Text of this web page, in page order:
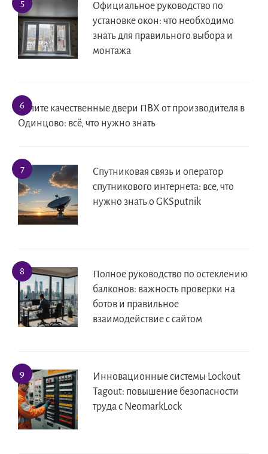
Официальное руководство по
установке окон: что необходимо
знать для правильного выбора и
монтажа
Купите качественные двери ПВХ от производителя в
Одинцово: всё, что нужно знать
Спутниковая связь и оператор
спутникового интернета: все, что
нужно знать о GKSputnik
Полное руководство по остеклению
балконов: важность проверки на
ботов и правильное
взаимодействие с сайтом
Инновационные системы Lockout
Tagout: повышение безопасности
труда с NeomarkLock